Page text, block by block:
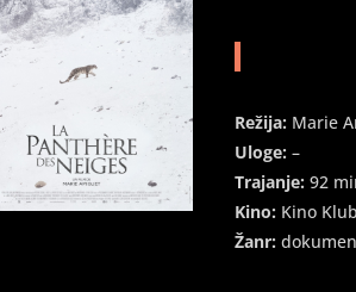
Režija: Marie
Uloge: –
Trajanje:92
Kino: Kino Klub
Žanr: